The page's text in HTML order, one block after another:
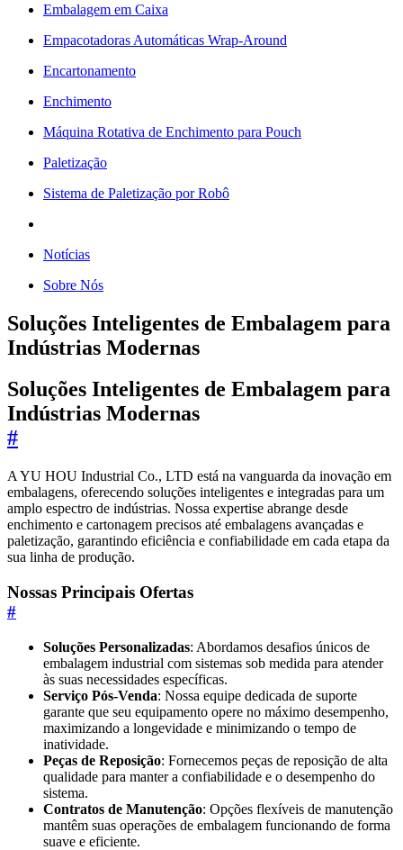
Embalagem em Caixa
Empacotadoras Automáticas Wrap-Around
Encartonamento
Enchimento
Máquina Rotativa de Enchimento para Pouch
Paletização
Sistema de Paletização por Robô
Notícias
Sobre Nós
Soluções Inteligentes de Embalagem para
Indústrias Modernas
Soluções Inteligentes de Embalagem para
Indústrias Modernas
#
A YU HOU Industrial Co., LTD está na vanguarda da inovação em
embalagens, oferecendo soluções inteligentes e integradas para um
amplo espectro de indústrias. Nossa expertise abrange desde
enchimento e cartonagem precisos até embalagens avançadas e
paletização, garantindo eficiência e confiabilidade em cada etapa da
sua linha de produção.
Nossas Principais Ofertas
#
Soluções Personalizadas: Abordamos desafios únicos de
embalagem industrial com sistemas sob medida para atender
às suas necessidades específicas.
Serviço Pós-Venda: Nossa equipe dedicada de suporte
garante que seu equipamento opere no máximo desempenho,
maximizando a longevidade e minimizando o tempo de
inatividade.
Peças de Reposição: Fornecemos peças de reposição de alta
qualidade para manter a confiabilidade e o desempenho do
sistema.
Contratos de Manutenção: Opções flexíveis de manutenção
mantêm suas operações de embalagem funcionando de forma
suave e eficiente.